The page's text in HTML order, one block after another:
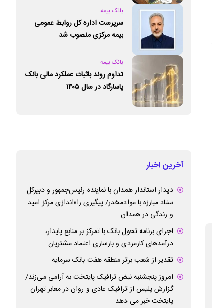
بانک بیمه
سرپرست اداره کل روابط عمومی
بیمه مرکزی منصوب شد
بانک بیمه
تداوم روند باثبات عملکرد مالی بانک
پاسارگاد در سال ۱۴۰۵
آخرین اخبار
دیدار استاندار همدان با نماینده رئیس‌جمهور و دبیرکل
ستاد مبارزه با موادمخدر/ پیگیری راه‌اندازی مرکز امید
و زندگی در همدان
اجرای برنامه تحول بانک با تمرکز بر منابع پایدار،
درآمدهای کارمزدی و بازسازی اعتماد مشتریان
تقدیر از شعب برتر منطقه هفت بانک سرمایه
امروز پنجشنبه نبض ترافیک پایتخت به آرامی می‌زند/
گزارش پلیس از ترافیک عادی و روان در معابر تهران
پایتخت خبر می دهد